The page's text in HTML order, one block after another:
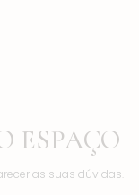
ESPAÇO
as suas dúvidas.